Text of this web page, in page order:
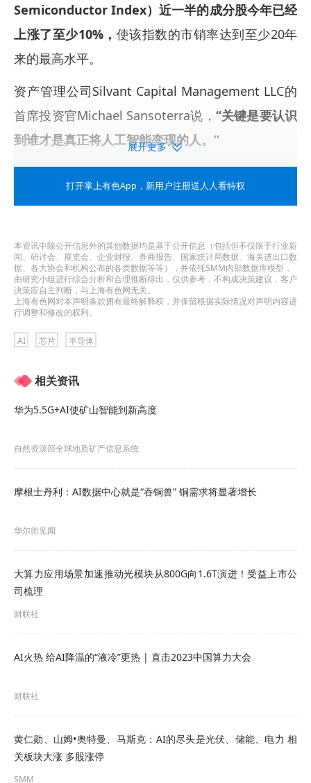
Semiconductor Index）近一半的成分股今年已经
上涨了至少10%， 使该指数的市销率达到至少20年
来的最高水平。
资产管理公司Silvant Capital Management LLC的
首席投资官Michael Sansoterra说， “关键是要认识
到谁才是真正将人工智能变现的人。”
器市场上，英伟达仍一枝独秀。
但人工智能还涉及许多其他组件，包括内存芯片、
服务器和网络组件。更不用说用于制造芯片本身的
Management Inc．的客户投资组合经理Brian
Mulberry说，“你可以通过其他方式获得这个行业的
上个月，美光股价上涨了约30%，超过了英伟达
16%的涨幅。自公布业绩以来，这家存储芯片制造
纪录高位，此前该公司与人工智能相关的销售额和
更不用说有“AI风向标”之称的超微电脑了。该公司本
月被纳入标准普尔500指数后，股价上涨了18%。该
不过，尽管涨势有所蔓延，但博通、AMD等一些试
头而面临较大压力。
展开更多
打开掌上有色App ，新用户注册送人人看特权
本资讯中除公开信息外的其他数据均是基于公开信息（包括但不仅限于行业新
闻、研讨会、展览会、企业财报、券商报告、国家统计局数据、海关进出口数
据、各大协会和机构公布的各类数据等等），并依托SMM内部数据库模型，
由研究小组进行综合分析和合理推断得出，仅供参考，不构成决策建议，客户
决策应自主判断，与上海有色网无关。
上海有色网对本声明条款拥有最终解释权，并保留根据实际情况对声明内容进
行调整和修改的权利。
AI 芯片 半导体
相关资讯
华为5.5G+AI使矿山智能到新高度
自然资源部全球地质矿产信息系统
摩根士丹利：AI数据中心就是“吞铜兽” 铜需求将显著增长
华尔街见闻
大算力应用场景加速推动光模块从800G向1.6T演进！受益上市公
司梳理
财联社
AI火热 给AI降温的“液冷”更热 | 直击2023中国算力大会
财联社
黄仁勋、山姆•奥特曼、马斯克：AI的尽头是光伏、储能、电力 相
关板块大涨 多股涨停
SMM